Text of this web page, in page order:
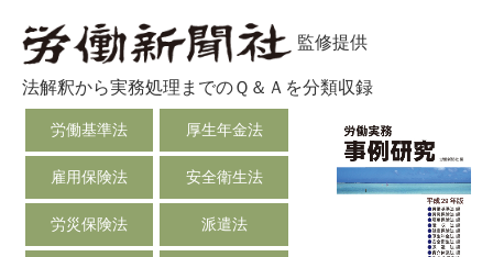
監修提供
法解釈から実務処理までのＱ＆Ａを分類収録
労働基準法 厚生年金法
雇用保険法 安全衛生法
労災保険法 派遣法